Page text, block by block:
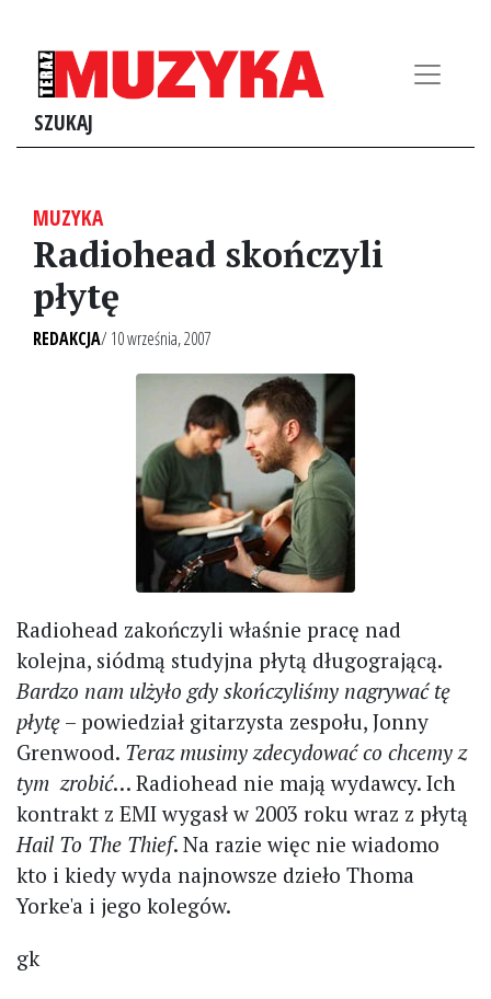
SZUKAJ
MUZYKA
Radiohead skończyli
płytę
REDAKCJA/ 10 września, 2007
Radiohead zakończyli właśnie pracę nad
kolejna, siódmą studyjna płytą długogrającą.
Bardzo nam ulżyło gdy skończyliśmy nagrywać tę
płytę – powiedział gitarzysta zespołu, Jonny
Grenwood. Teraz musimy zdecydować co chcemy z
tym zrobić… Radiohead nie mają wydawcy. Ich
kontrakt z EMI wygasł w 2003 roku wraz z płytą
Hail To The Thief. Na razie więc nie wiadomo
kto i kiedy wyda najnowsze dzieło Thoma
Yorke'a i jego kolegów.
gk